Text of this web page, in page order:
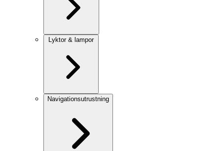
Lyktor & lampor
Navigationsutrustning